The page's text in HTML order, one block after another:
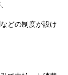
などの制度が設け